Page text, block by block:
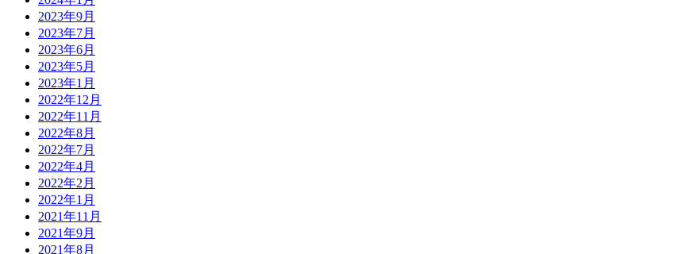
2023年9月
2023年7月
2023年6月
2023年5月
2023年1月
2022年12月
2022年11月
2022年8月
2022年7月
2022年4月
2022年2月
2022年1月
2021年11月
2021年9月
2021年8月